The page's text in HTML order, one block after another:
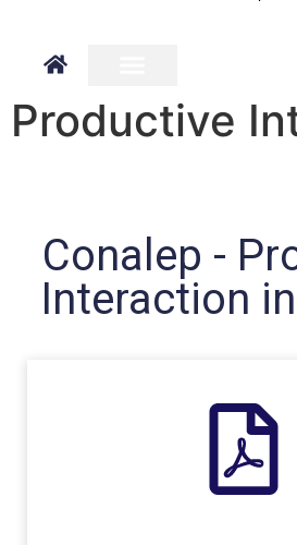
Productive
Conalep -
Interaction